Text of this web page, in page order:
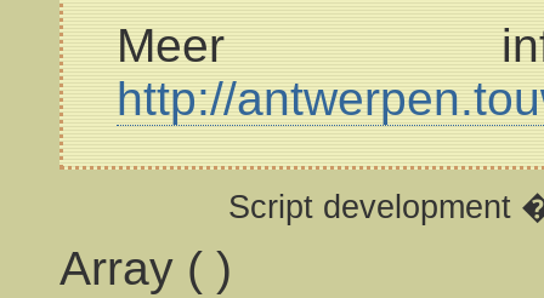
Meer
http://
Script development
Array ( )